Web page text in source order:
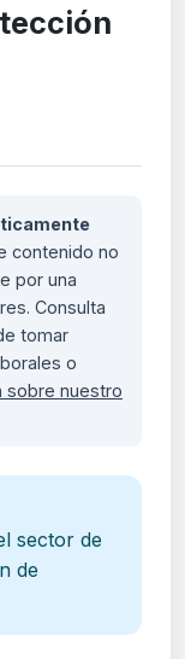
contenido no
por una
Consulta
tomar
o
sobre nuestro
sector de
de